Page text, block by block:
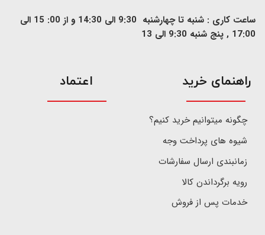
ساعت کاری : شنبه تا چهارشنبه 9:30 الی 14:30 و از 00: 15 الی
17:00 , پنج شنبه 9:30 الی 13
​راهنمای خرید
چگونه میتوانیم خرید کنیم؟
شیوه های پرداخت وجه
زمانبندی ارسال سفارشات
رویه برگرداندن کالا
خدمات پس از فروش
اعتماد